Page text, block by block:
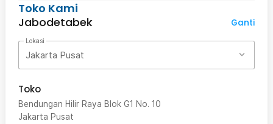
Toko Kami
Jabodetabek
Ganti
Lokasi
Jakarta Pusat
Toko
Bendungan Hilir Raya Blok G1 No. 10
Jakarta Pusat